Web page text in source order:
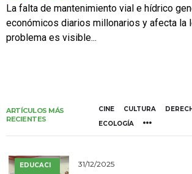
La falta de mantenimiento vial e hídrico
económicos diarios millonarios y afecta la
problema es visible...
ARTÍCULOS MÁS
RECIENTES
CINE CULTURA
ECOLOGÍA
EDUCACI
31/12/2025